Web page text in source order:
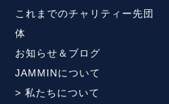
これまでのチャリティー先団
体
お知らせ＆ブログ
JAMMINについて
> 私たちについて